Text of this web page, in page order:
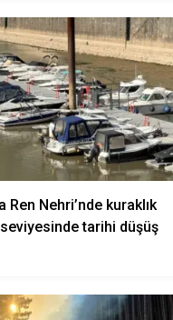
Ren Nehri’nde kuraklık
seviyesinde tarihi düşüş